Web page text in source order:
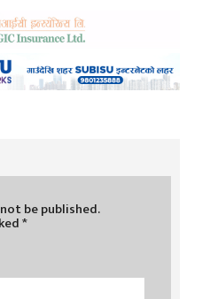
be published.
*